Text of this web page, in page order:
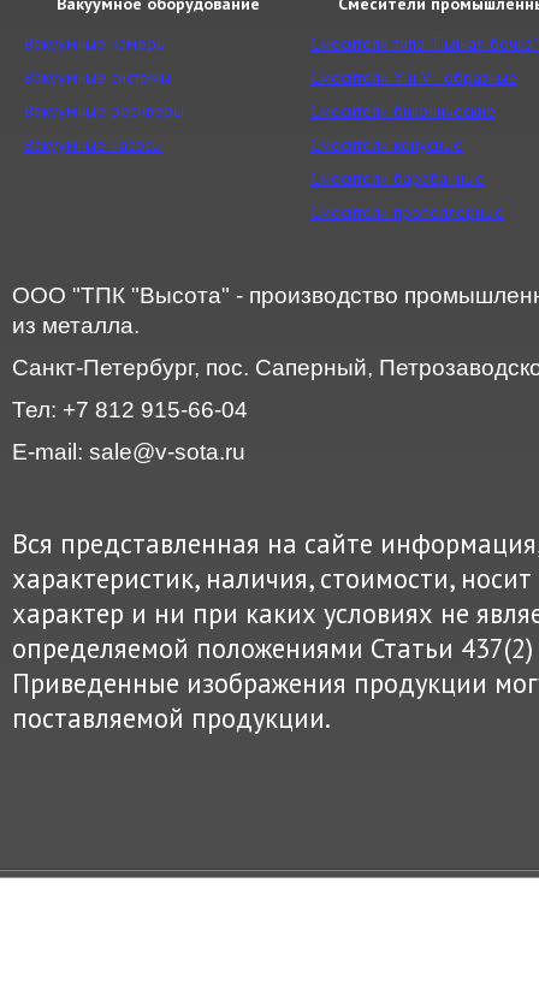
Вакуумные камеры
Вакуумные системы
Вакуумные ресиверы
Вакуумные насосы
Смесители типа "Пьяная бочка"
Смесители Y и V - образные
Смесители биконические
Смесители конусные
Смесители барабанные
Смесители пропеллерные
ООО "ТПК "Высота" - производство
из металла.
Санкт-Петербург, пос. Саперный,
Тел: +7 812 915-66-04
E-mail: sale@v-sota.ru
Вся представленная на сайте
характеристик, наличия, стоимости,
характер и ни при каких условиях не
определяемой положениями Статьи
Приведенные изображения продукции
поставляемой продукции.